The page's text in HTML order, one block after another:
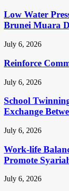
Low Water
Brunei Muara
July 6, 2026
Reinforce
July 6, 2026
School
Exchange
July 6, 2026
Work-life
Promote
July 6, 2026